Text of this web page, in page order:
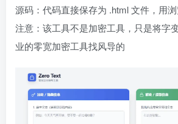
源码：代码直接保存为 .html 文件，用
注意：该工具不是加密工具，只是将字
业的零宽加密工具找风导的